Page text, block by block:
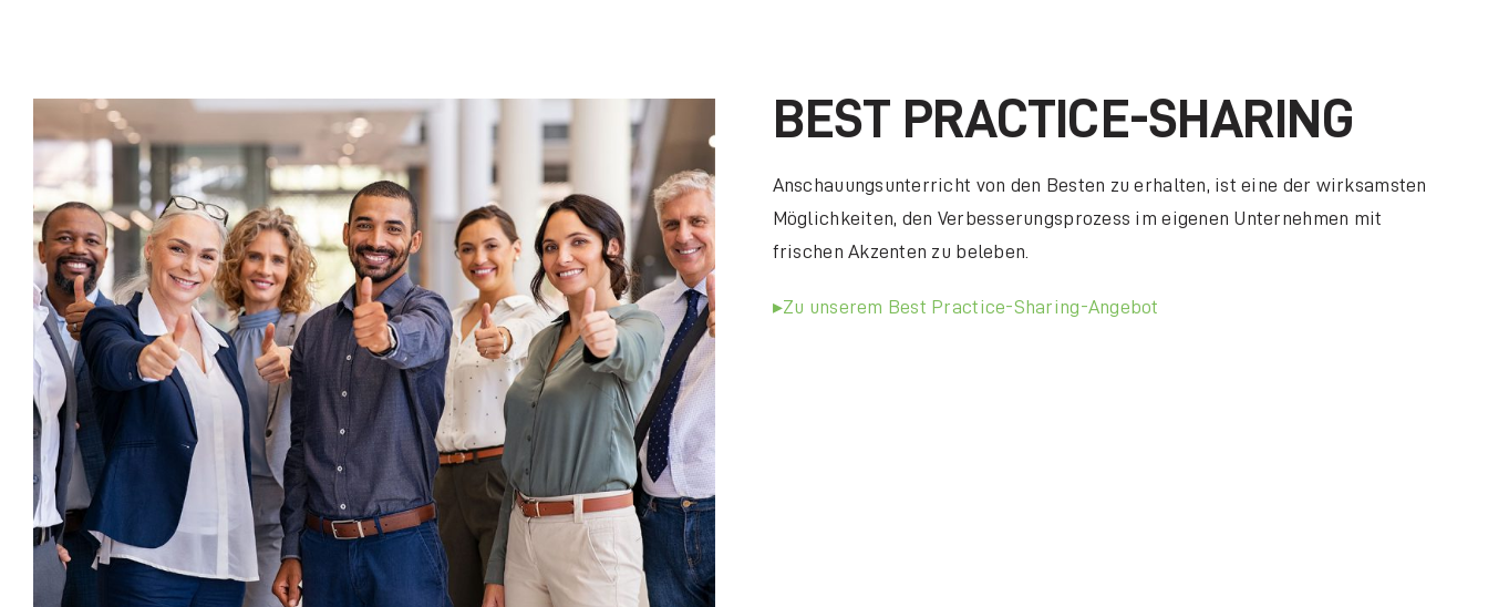
BEST PRACTICE-SHARING
Anschauungsunterricht von den Besten zu erhalten, ist eine der wirksamsten
Möglichkeiten, den Verbesserungsprozess im eigenen Unternehmen mit
frischen Akzenten zu beleben.
Zu unserem Best Practice-Sharing-Angebot